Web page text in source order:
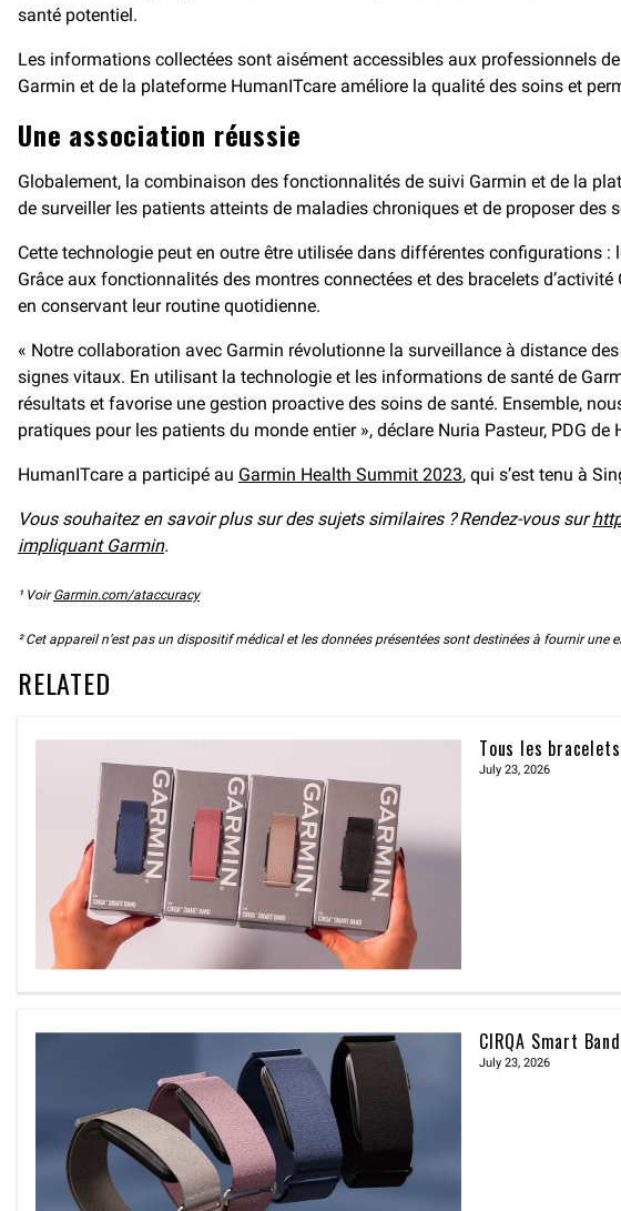
santé potentiel.
Les informations collectées sont aisément accessibles aux professionnels
Garmin et de la plateforme HumanITcare améliore la qualité des soins et
Une association réussie
Globalement, la combinaison des fonctionnalités de suivi Garmin et de la
de surveiller les patients atteints de maladies chroniques et de proposer des
Cette technologie peut en outre être utilisée dans différentes configurations
Grâce aux fonctionnalités des montres connectées et des bracelets
en conservant leur routine quotidienne.
« Notre collaboration avec Garmin révolutionne la surveillance à distance
signes vitaux. En utilisant la technologie et les informations de santé de
résultats et favorise une gestion proactive des soins de santé. Ensemble,
pratiques pour les patients du monde entier », déclare Nuria Pasteur, PDG de
HumanITcare a participé au Garmin Health Summit 2023, qui s’est tenu à
Vous souhaitez en savoir plus sur des sujets similaires ? Rendez-vous sur
impliquant Garmin.
¹ VoirGarmin.com/ataccuracy
² Cet appareil n’est pas un dispositif médical et les données présentées sont destinées à fournir
RELATED
Tous les
July 23, 2026
CIRQA Smart
July 23, 2026